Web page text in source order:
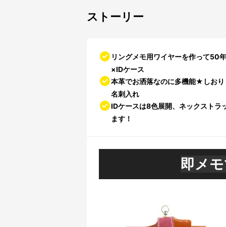
ストーリー
リングメモ用ワイヤーを作って50
×IDケース
本革でお洒落なのに多機能★しお
名刺入れ
IDケースは8色展開、ネックストラ
ます！
即メ